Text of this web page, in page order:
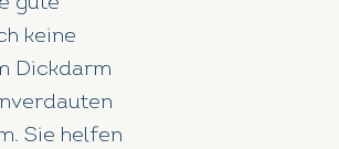
keine
Dickdarm
Sie helfen